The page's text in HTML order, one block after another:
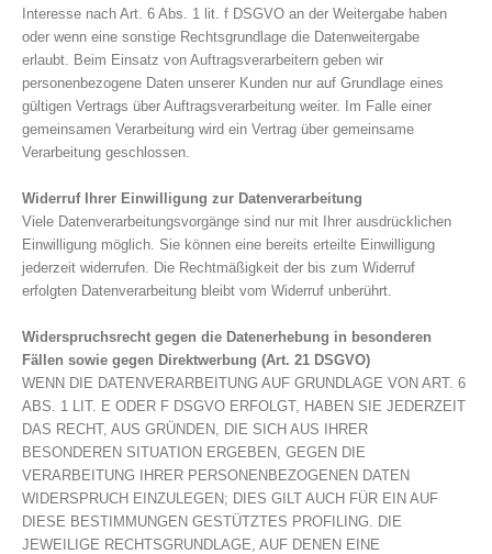
Interesse nach Art. 6 Abs. 1 lit. f DSGVO an der Weitergabe haben
oder wenn eine sonstige Rechtsgrundlage die Datenweitergabe
erlaubt. Beim Einsatz von Auftragsverarbeitern geben wir
personenbezogene Daten unserer Kunden nur auf Grundlage eines
gültigen Vertrags über Auftragsverarbeitung weiter. Im Falle einer
gemeinsamen Verarbeitung wird ein Vertrag über gemeinsame
Verarbeitung geschlossen.
Widerruf Ihrer Einwilligung zur Datenverarbeitung
Viele Datenverarbeitungsvorgänge sind nur mit Ihrer ausdrücklichen
Einwilligung möglich. Sie können eine bereits erteilte Einwilligung
jederzeit widerrufen. Die Rechtmäßigkeit der bis zum Widerruf
erfolgten Datenverarbeitung bleibt vom Widerruf unberührt.
Widerspruchsrecht gegen die Datenerhebung in besonderen
Fällen sowie gegen Direktwerbung (Art. 21 DSGVO)
WENN DIE DATENVERARBEITUNG AUF GRUNDLAGE VON ART. 6
ABS. 1 LIT. E ODER F DSGVO ERFOLGT, HABEN SIE JEDERZEIT
DAS RECHT, AUS GRÜNDEN, DIE SICH AUS IHRER
BESONDEREN SITUATION ERGEBEN, GEGEN DIE
VERARBEITUNG IHRER PERSONENBEZOGENEN DATEN
WIDERSPRUCH EINZULEGEN; DIES GILT AUCH FÜR EIN AUF
DIESE BESTIMMUNGEN GESTÜTZTES PROFILING. DIE
JEWEILIGE RECHTSGRUNDLAGE, AUF DENEN EINE